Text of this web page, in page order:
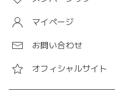
マイページ
お問い合わせ
オフィシャルサイト